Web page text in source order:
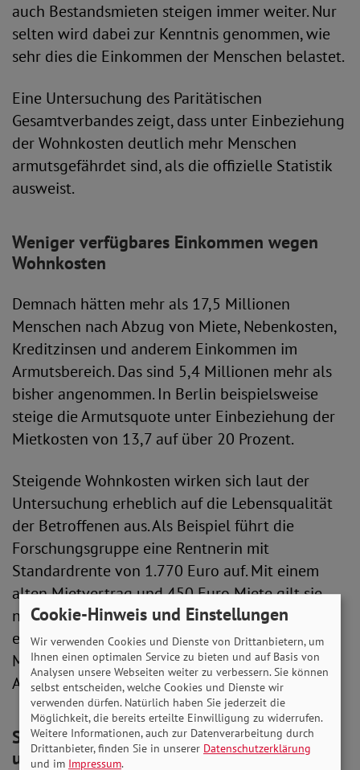
auch Bestandsmieten steigen immer weiter. Nur
selten wird dabei zur Kenntnis genommen, wie
sehr dies die Einkommen der Menschen belastet.
Eine Untersuchung des Paritätischen
Gesamtverbandes zeigt, dass unter Einbeziehung
der Wohnkosten deutlich mehr Menschen
armutsgefährdet sind, als die offizielle Statistik
ausweist.
Weniger verfügbares Einkommen wegen
Wohnkosten
Demnach hätten mehr als 17,5 Millionen
Menschen nach Abzug von Miete, Nebenkosten,
Kreditzinsen und anderem Einkommen im
Armutsbereich. Das sind 5,4 Millionen mehr als
bisher angenommen. In Berlin beispielsweise
steige die Armutsquote unter Einbeziehung der
Mietkosten von 13,7 auf über 20 Prozent.
Steigende Wohnkosten wirken sich laut der
Untersuchung erheblich auf die Lebensqualität
der Betroffenen aus. Als Beispiel führt die
Forschungsgruppe eine Rentnerin mit
Standardrente von 1.770 Euro auf. Mit einem
alten Mietvertrag und 450 Euro Miete gilt sie
nicht als arm. Muss sie aber umziehen, etwa in
eine barrierefreie Wohnung, für die 900 Euro
Miete kostet, fällt die Frau unter die
Armutsgrenze.
SoVD: Wirksamen Schutz für Mieterinnen
und Mieter schaffen
Cookie-Hinweis und Einstellungen
Wir verwenden Cookies und Dienste von Drittanbietern, um
Ihnen einen optimalen Service zu bieten und auf Basis von
Analysen unsere Webseiten weiter zu verbessern. Sie können
selbst entscheiden, welche Cookies und Dienste wir
verwenden dürfen. Natürlich haben Sie jederzeit die
Möglichkeit, die bereits erteilte Einwilligung zu widerrufen.
Weitere Informationen, auch zur Datenverarbeitung durch
Drittanbieter, finden Sie in unserer Datenschutzerklärung
und im Impressum.